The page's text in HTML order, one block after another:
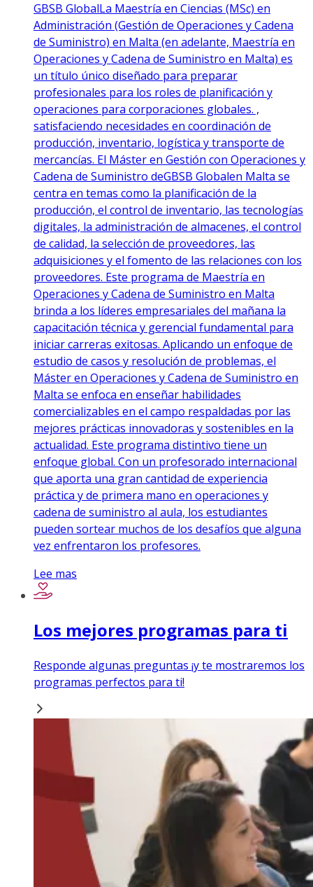
GBSB GlobalLa Maestría en Ciencias (MSc) en
Administración (Gestión de Operaciones y Cadena
de Suministro) en Malta (en adelante, Maestría en
Operaciones y Cadena de Suministro en Malta) es
un título único diseñado para preparar
profesionales para los roles de planificación y
operaciones para corporaciones globales. ,
satisfaciendo necesidades en coordinación de
producción, inventario, logística y transporte de
mercancías. El Máster en Gestión con Operaciones y
Cadena de Suministro deGBSB Globalen Malta se
centra en temas como la planificación de la
producción, el control de inventario, las tecnologías
digitales, la administración de almacenes, el control
de calidad, la selección de proveedores, las
adquisiciones y el fomento de las relaciones con los
proveedores. Este programa de Maestría en
Operaciones y Cadena de Suministro en Malta
brinda a los líderes empresariales del mañana la
capacitación técnica y gerencial fundamental para
iniciar carreras exitosas. Aplicando un enfoque de
estudio de casos y resolución de problemas, el
Máster en Operaciones y Cadena de Suministro en
Malta se enfoca en enseñar habilidades
comercializables en el campo respaldadas por las
mejores prácticas innovadoras y sostenibles en la
actualidad. Este programa distintivo tiene un
enfoque global. Con un profesorado internacional
que aporta una gran cantidad de experiencia
práctica y de primera mano en operaciones y
cadena de suministro al aula, los estudiantes
pueden sortear muchos de los desafíos que alguna
vez enfrentaron los profesores.
Lee mas
Los mejores programas para ti
Responde algunas preguntas ¡y te mostraremos los
programas perfectos para ti!